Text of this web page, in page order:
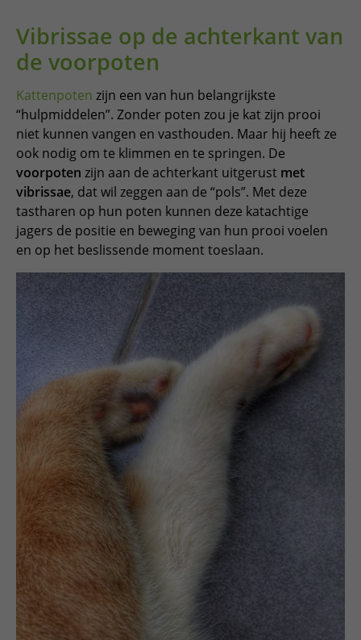
Vibrissae op de achterkant van
de voorpoten
Kattenpoten zijn een van hun belangrijkste
“hulpmiddelen”. Zonder poten zou je kat zijn prooi
niet kunnen vangen en vasthouden. Maar hij heeft ze
ook nodig om te klimmen en te springen. De
voorpoten zijn aan de achterkant uitgerust met
vibrissae, dat wil zeggen aan de “pols”. Met deze
tastharen op hun poten kunnen deze katachtige
jagers de positie en beweging van hun prooi voelen
en op het beslissende moment toeslaan.